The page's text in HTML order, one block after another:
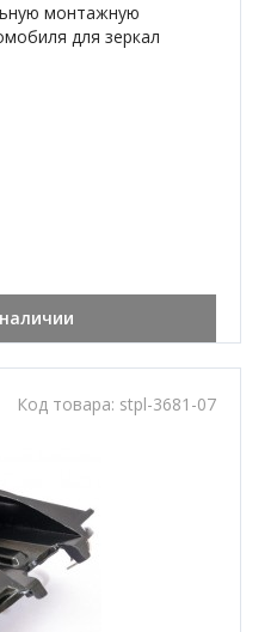
монтажную
для зеркал
Код товара: stpl-3681-07